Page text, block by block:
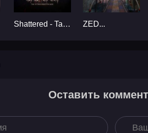
Shattered - Tale of the Forgotten King... ZED...
Оставить